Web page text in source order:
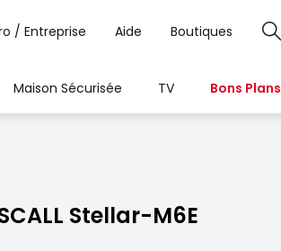
/ Entreprise Aide Boutiques
Maison Sécurisée TV Bons Plans
Stellar-M6E